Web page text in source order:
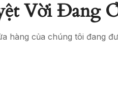
Vời Đang
hàng của chúng tôi đang